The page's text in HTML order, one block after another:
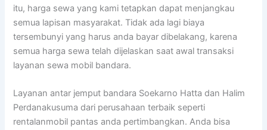
itu, harga sewa yang kami tetapkan dapat menjangkau
semua lapisan masyarakat. Tidak ada lagi biaya
tersembunyi yang harus anda bayar dibelakang, karena
semua harga sewa telah dijelaskan saat awal transaksi
layanan sewa mobil bandara.
Layanan antar jemput bandara Soekarno Hatta dan Halim
Perdanakusuma dari perusahaan terbaik seperti
rentalanmobil pantas anda pertimbangkan. Anda bisa